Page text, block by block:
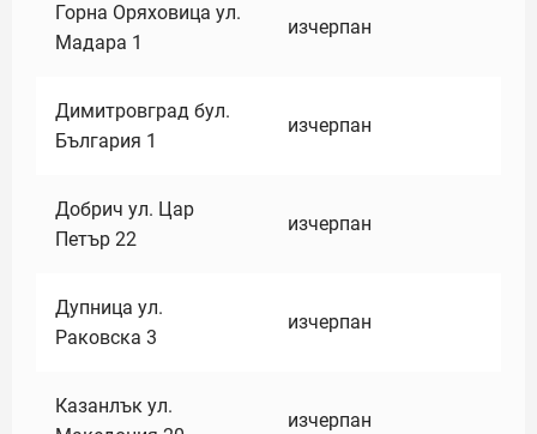
Горна Оряховица ул.
Мадара 1
изчерпан
Димитровград бул.
България 1
изчерпан
Добрич ул. Цар
Петър 22
изчерпан
Дупница ул.
Раковска 3
изчерпан
Казанлък ул.
изчерпан